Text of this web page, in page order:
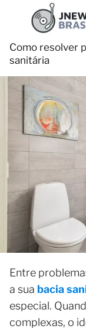
Como resolver
sanitária
Entre
a sua bacia
especial.
complexas, o